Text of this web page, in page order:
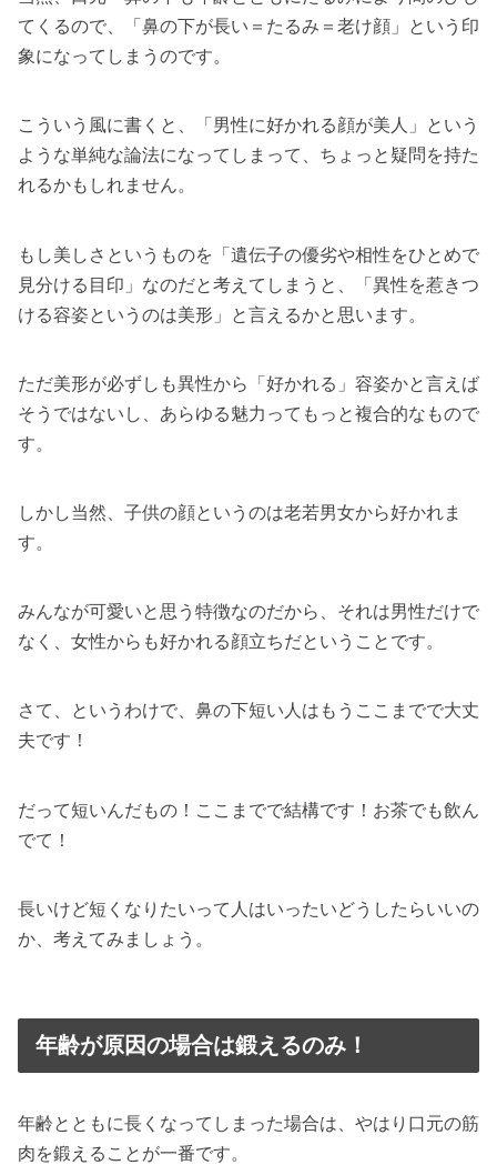
てくるので、「鼻の下が長い＝たるみ＝老け顔」という印
象になってしまうのです。
こういう風に書くと、「男性に好かれる顔が美人」という
ような単純な論法になってしまって、ちょっと疑問を持た
れるかもしれません。
もし美しさというものを「遺伝子の優劣や相性をひとめで
見分ける目印」なのだと考えてしまうと、「異性を惹きつ
ける容姿というのは美形」と言えるかと思います。
ただ美形が必ずしも異性から「好かれる」容姿かと言えば
そうではないし、あらゆる魅力ってもっと複合的なもので
す。
しかし当然、子供の顔というのは老若男女から好かれま
す。
みんなが可愛いと思う特徴なのだから、それは男性だけで
なく、女性からも好かれる顔立ちだということです。
さて、というわけで、鼻の下短い人はもうここまでで大丈
夫です！
だって短いんだもの！ここまでで結構です！お茶でも飲ん
でて！
長いけど短くなりたいって人はいったいどうしたらいいの
か、考えてみましょう。
年齢が原因の場合は鍛えるのみ！
年齢とともに長くなってしまった場合は、やはり口元の筋
肉を鍛えることが一番です。